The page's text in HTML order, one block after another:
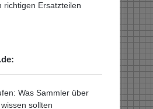
richtigen Ersatzteilen
Was Sammler über
sollten